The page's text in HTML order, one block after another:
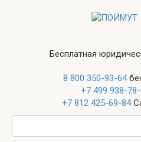
Бесплатная
8 800 350-93-64
+7 499 938-78-
+7 812 425-69-84